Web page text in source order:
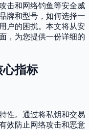
击和网络钓鱼等安全威
牌和型号，如何选择一
户的困扰。本文将从安
，为您提供一份详细的
心指标
性。通过将私钥和交易
效防止网络攻击和恶意